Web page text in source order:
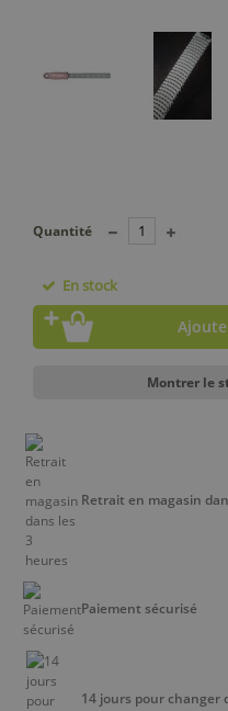
Quantité
En stock
Montrer le
Retrait en magasin
Paiement sécurisé
14 jours pour changer